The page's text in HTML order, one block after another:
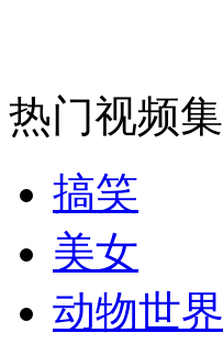
热门视频集
搞笑
美女
动物世界